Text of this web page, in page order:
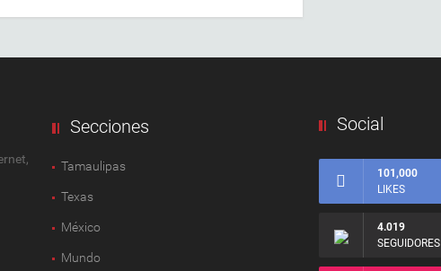
Secciones
Tamaulipas
Texas
México
Mundo
Social
101,000
LIKES
4.019
SEGUIDORES